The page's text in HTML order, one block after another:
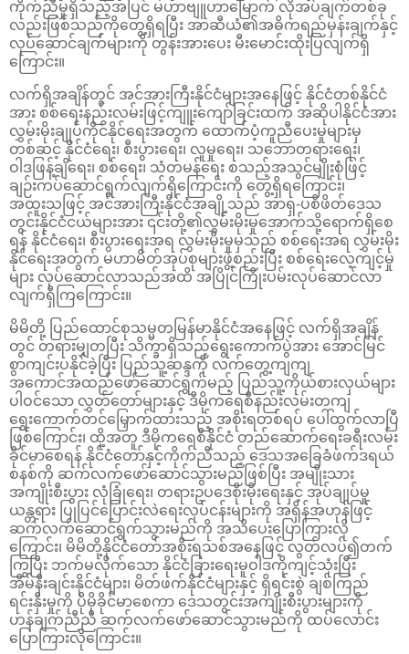
ကိုက်ညီမှုရှိသည့်အပြင် မဟာဗျူဟာမြောက် လိုအပ်ချက်တစ်ခု
လည်းဖြစ်သည်ကိုတွေ့ရှိရပြီး အာဆီယံ၏အဓိကရည်မှန်းချက်နှင့်
လုပ်ဆောင်ချက်များကို တွန်းအားပေး မီးမောင်းထိုးပြလျက်ရှိ
ကြောင်း။
လက်ရှိအချိန်တွင် အင်အားကြီးနိုင်ငံများအနေဖြင့် နိုင်ငံတစ်နိုင်ငံ
အား စစ်ရေးနည်းလမ်းဖြင့်ကျူးကျော်ခြင်းထက် အဆိုပါနိုင်ငံအား
လွှမ်းမိုးချုပ်ကိုင်နိုင်ရေးအတွက် ထောက်ပံ့ကူညီပေးမှုများမှ
တစ်ဆင့် နိုင်ငံရေး၊ စီးပွားရေး၊ လူမှုရေး၊ သဘောတရားရေး၊
ဝါဒဖြန့်ချိရေး၊ စစ်ရေး၊ သံတမန်ရေး စသည့်အသွင်မျိုးစုံဖြင့်
ချဉ်းကပ်ဆောင်ရွက်လျက်ရှိကြောင်းကို တွေ့ရှိရကြောင်း၊
အထူးသဖြင့် အင်အားကြီးနိုင်ငံအချို့သည် အာရှ-ပစိဖိတ်ဒေသ
တွင်းနိုင်ငံငယ်များအား ၎င်းတို့၏လွှမ်းမိုးမှုအောက်သို့ရောက်ရှိစေ
ရန် နိုင်ငံရေး၊ စီးပွားရေးအရ လွှမ်းမိုးမှုမှသည် စစ်ရေးအရ လွှမ်းမိုး
နိုင်ရေးအတွက် မဟာမိတ်အုပ်စုများဖွဲ့စည်းပြီး စစ်ရေးလေ့ကျင့်မှု
များ လုပ်ဆောင်လာသည်အထိ အပြိုင်ကြိုးပမ်းလုပ်ဆောင်လာ
လျက်ရှိကြကြောင်း။
မိမိတို့ ပြည်ထောင်စုသမ္မတမြန်မာနိုင်ငံအနေဖြင့် လက်ရှိအချိန်
တွင် တရားမျှတပြီး သိက္ခာရှိသည့်ရွေးကောက်ပွဲအား အောင်မြင်
စွာကျင်းပနိုင်ခဲ့ပြီး ပြည်သူ့ဆန္ဒကို လက်တွေ့ကျကျ
အကောင်အထည်ဖော်ဆောင်ရွက်မည့် ပြည်သူ့ကိုယ်စားလှယ်‌များ
ပါဝင်သော လွှတ်တော်များနှင့် ဒီမိုကရေစီနည်းလမ်းတကျ
ရွေးကောက်တင်မြှောက်ထားသည့် အစိုးရတစ်ရပ် ပေါ်ထွက်လာပြီ
ဖြစ်ကြောင်း၊ ထို့အတူ ဒီမိုကရေစီနိုင်ငံ တည်ဆောက်ရေးခရီးလမ်း
ခိုင်မာစေရန် နိုင်ငံတော်နှင့်ကိုက်ညီသည့် ဒေသအခြေခံဖက်ဒရယ်
စနစ်ကို ဆက်လက်ဖော်ဆောင်သွားမည်ဖြစ်ပြီး အမျိုးသား
အကျိုးစီးပွား လုံခြုံရေး၊ တရားဥပဒေစိုးမိုးရေးနှင့် အုပ်ချုပ်မှု
ယန္တရား ပြုပြင်ပြောင်းလဲရေးလုပ်ငန်းများကို အရှိန်အဟုန်ဖြင့်
ဆက်လက်ဆောင်ရွက်သွားမည်ကို အသိပေးပြောကြားလို
ကြောင်း၊ မိမိတို့နိုင်ငံတော်အစိုးရသစ်အနေဖြင့် လွတ်လပ်၍တက်
ကြွပြီး ဘက်မလိုက်သော နိုင်ငံခြားရေးမူဝါဒကိုကျင့်သုံးပြီး
အိမ်နီးချင်းနိုင်ငံများ၊ မိတ်ဖက်နိုင်ငံများနှင့် ရှိရင်းစွဲ ချစ်ကြည်
ရင်းနှီးမှုကို ပိုမိုခိုင်မာစေကာ ဒေသတွင်းအကျိုးစီးပွားများကို
ဟန်ချက်ညီညီ ဆက်လက်ဖော်ဆောင်သွားမည်ကို ထပ်လောင်း
ပြောကြားလိုကြောင်း။